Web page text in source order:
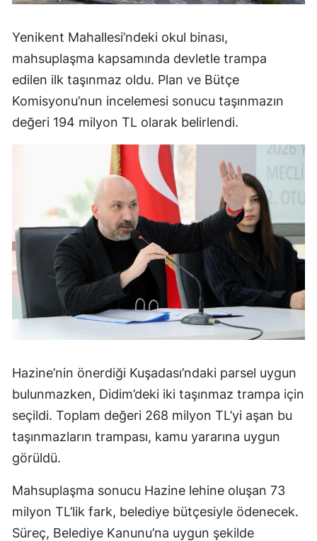
Yenikent Mahallesi’ndeki okul binası,
mahsuplaşma kapsamında devletle trampa
edilen ilk taşınmaz oldu. Plan ve Bütçe
Komisyonu’nun incelemesi sonucu taşınmazın
değeri 194 milyon TL olarak belirlendi.
Hazine’nin önerdiği Kuşadası’ndaki parsel uygun
bulunmazken, Didim’deki iki taşınmaz trampa için
seçildi. Toplam değeri 268 milyon TL’yi aşan bu
taşınmazların trampası, kamu yararına uygun
görüldü.
Mahsuplaşma sonucu Hazine lehine oluşan 73
milyon TL’lik fark, belediye bütçesiyle ödenecek.
Süreç, Belediye Kanunu’na uygun şekilde